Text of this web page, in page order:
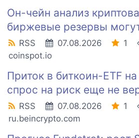
Он-чейн анализ
биржевые резервы
RSS 07.08.2026 1
coinspot.io
Приток в биткоин-ETF
спрос на риск еще не
RSS 07.08.2026 1
ru.beincrypto.com